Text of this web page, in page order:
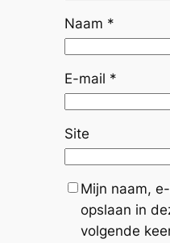
Naam *
E-mail *
Site
Mijn naam,
opslaan in
volgende